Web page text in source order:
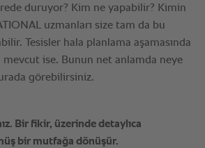
Bir fikir, üzerinde detaylıca
bir mutfağa dönüşür.